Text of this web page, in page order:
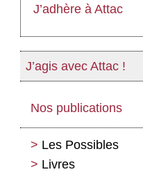
J’adhère à Attac
J’agis avec Attac !
Nos publications
Les Possibles
Livres